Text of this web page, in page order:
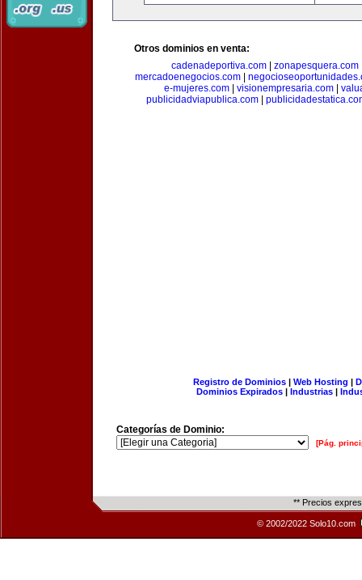
Otros dominios en venta:
cadenadeportiva.com
zonapesquera.com
mercadoenegocios.com
e-mujeres.com
visionempresaria.com
publicidadviapublica.com
Registro de Dominios| Web Hosting |
Dominios Expirados | Industrias |
Categorías de Dominio:
[Pág.
** Precios
© 2002/2022 Solo10.com